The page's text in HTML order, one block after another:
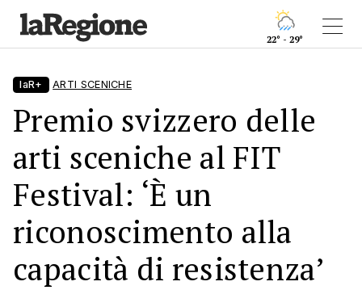
22° - 29°
laR+ ARTI SCENICHE
Premio svizzero delle
arti sceniche al FIT
Festival: ‘È un
riconoscimento alla
capacità di resistenza’